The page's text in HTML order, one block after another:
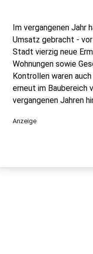
Im vergangenen Jahr
Umsatz gebracht -
Stadt vierzig neue
Wohnungen sowie
Kontrollen waren
erneut im Baubereich
vergangenen Jahren
Anzeige